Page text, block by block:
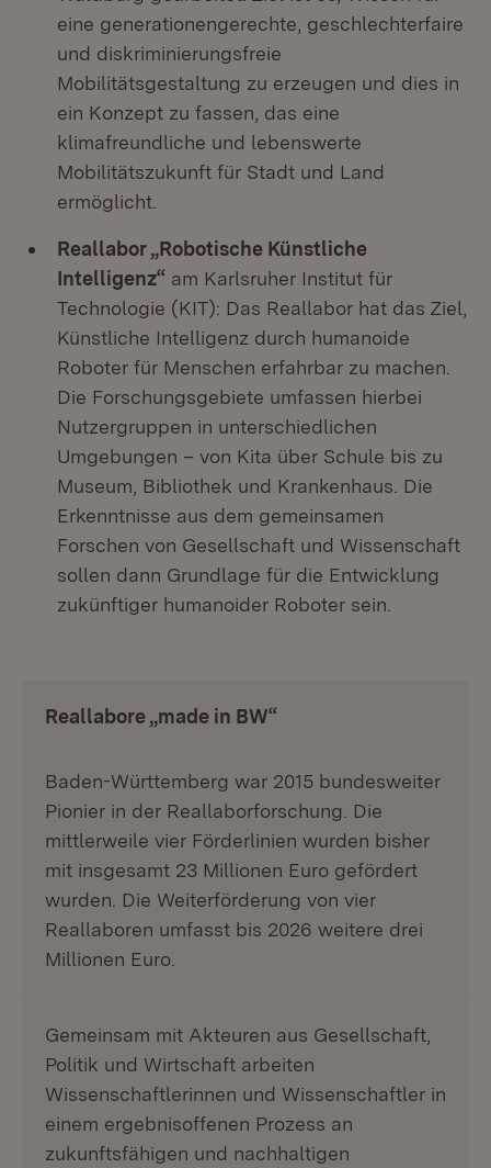
eine generationengerechte, geschlechterfaire
und diskriminierungsfreie
Mobilitätsgestaltung zu erzeugen und dies in
ein Konzept zu fassen, das eine
klimafreundliche und lebenswerte
Mobilitätszukunft für Stadt und Land
ermöglicht.
Reallabor „Robotische Künstliche
Intelligenz“ am Karlsruher Institut für
Technologie (KIT): Das Reallabor hat das Ziel,
Künstliche Intelligenz durch humanoide
Roboter für Menschen erfahrbar zu machen.
Die Forschungsgebiete umfassen hierbei
Nutzergruppen in unterschiedlichen
Umgebungen – von Kita über Schule bis zu
Museum, Bibliothek und Krankenhaus. Die
Erkenntnisse aus dem gemeinsamen
Forschen von Gesellschaft und Wissenschaft
sollen dann Grundlage für die Entwicklung
zukünftiger humanoider Roboter sein.
Reallabore „made in BW“
Baden-Württemberg war 2015 bundesweiter
Pionier in der Reallaborforschung. Die
mittlerweile vier Förderlinien wurden bisher
mit insgesamt 23 Millionen Euro gefördert
wurden. Die Weiterförderung von vier
Reallaboren umfasst bis 2026 weitere drei
Millionen Euro.
Gemeinsam mit Akteuren aus Gesellschaft,
Politik und Wirtschaft arbeiten
Wissenschaftlerinnen und Wissenschaftler in
einem ergebnisoffenen Prozess an
zukunftsfähigen und nachhaltigen